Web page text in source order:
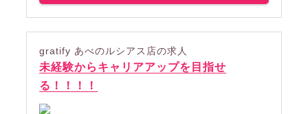
gratify あべのルシアス店の求人
未経験からキャリアアップを目指せ
る！！！！